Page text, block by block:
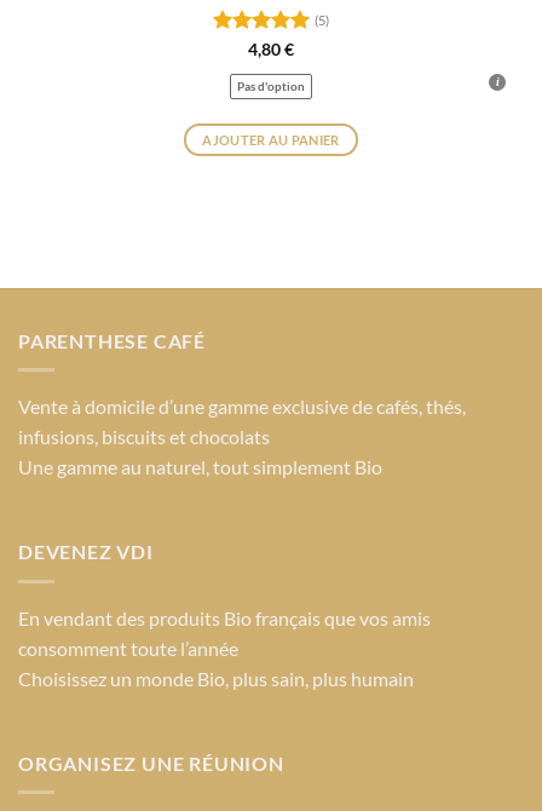
Note5sur
(5)
4,80€
Pas d'option
AJOUTER AU PANIER
Les
choisies
page
PARENTHESE CAFÉ
Vente à domicile d’une gamme exclusive de cafés, thés,
infusions, biscuits et chocolats
Une gamme au naturel, tout simplement Bio
DEVENEZ VDI
En vendant des produits Bio français que vos amis
consomment toute l’année
Choisissez un monde Bio , plus sain, plus humain
ORGANISEZ UNE RÉUNION